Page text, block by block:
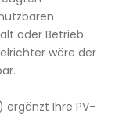
oder Betrieb
wäre der
ergänzt Ihre PV-